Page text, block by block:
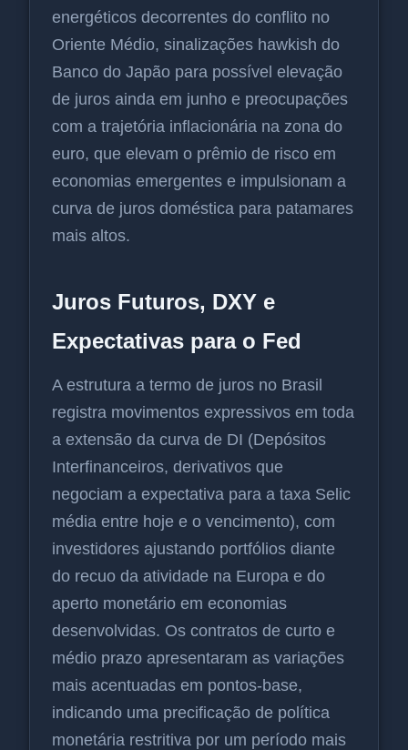
energéticos decorrentes do conflito no
Oriente Médio, sinalizações hawkish do
Banco do Japão para possível elevação
de juros ainda em junho e preocupações
com a trajetória inflacionária na zona do
euro, que elevam o prêmio de risco em
economias emergentes e impulsionam a
curva de juros doméstica para patamares
mais altos.
Juros Futuros, DXY e
Expectativas para o Fed
A estrutura a termo de juros no Brasil
registra movimentos expressivos em toda
a extensão da curva de DI (Depósitos
Interfinanceiros, derivativos que
negociam a expectativa para a taxa Selic
média entre hoje e o vencimento), com
investidores ajustando portfólios diante
do recuo da atividade na Europa e do
aperto monetário em economias
desenvolvidas. Os contratos de curto e
médio prazo apresentaram as variações
mais acentuadas em pontos-base,
indicando uma precificação de política
monetária restritiva por um período mais